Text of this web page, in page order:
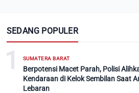
SEDANG POPULER
1 SUMATERA BARAT
Berpotensi Macet Parah, Polisi
Kendaraan di Kelok Sembilan Saat
Lebaran